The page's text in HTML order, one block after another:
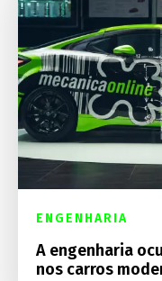
ENGENHARIA
A engenharia
nos carros